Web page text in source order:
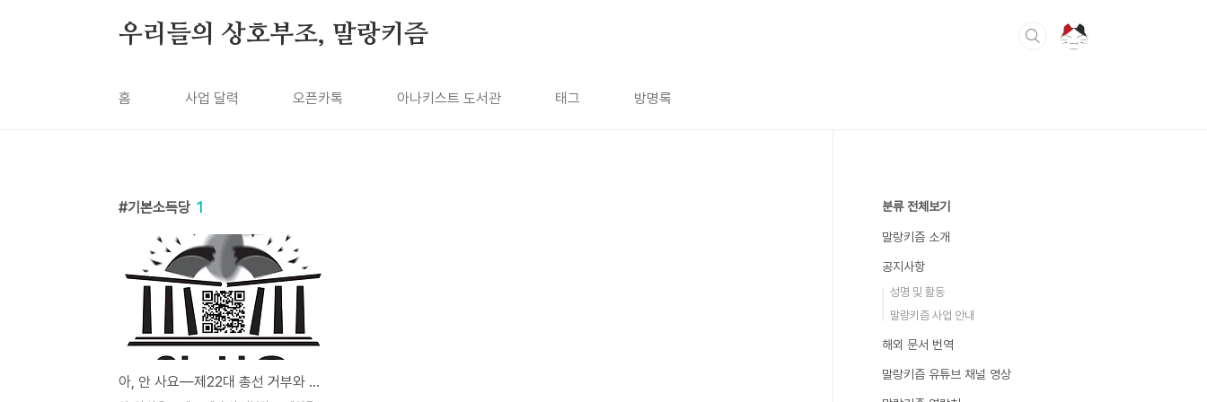
우리들의 상호부조, 말랑키즘
홈 사업 달력 오픈카톡 아나키스트 도서관 태그 방명록
기본소득당 1
아, 안 사요―제22대 총선 거부와 그 대안을 제안하며
분류 전체보기
말랑키즘 소개
공지사항
성명 및 활동
말랑키즘 사업 안내
해외 문서 번역
말랑키즘 유튜브 채널 영상